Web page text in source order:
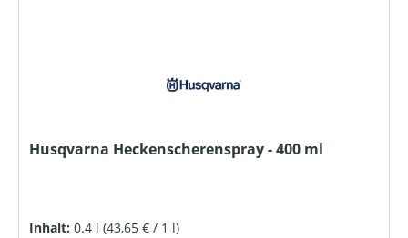
Husqvarna Heckenscherenspray - 400 ml
Inhalt: 0.4 l (43,65 € / 1 l)